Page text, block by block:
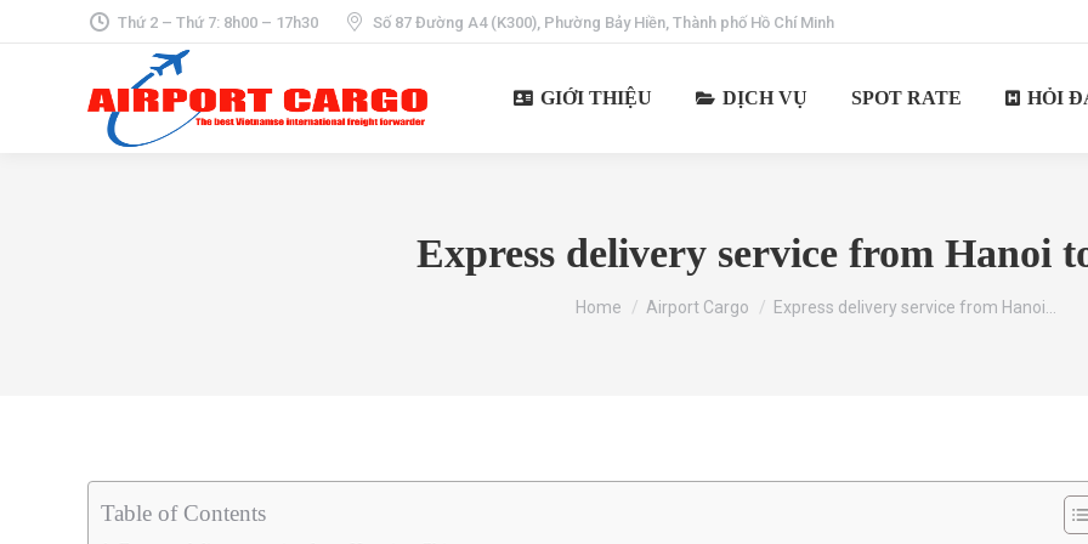
Thứ 2 – Thứ 7: 8h00 – 17h30 Số 87 Đường A4 (K300), Phường Bảy Hiền, Thành phố Hồ Chí Minh
GIỚI THIỆU DỊCH VỤ SPOT RATE HỎI
Express delivery service from Hanoi
You are here:
Home Airport Cargo Express delivery service from Hanoi…
Table of Contents